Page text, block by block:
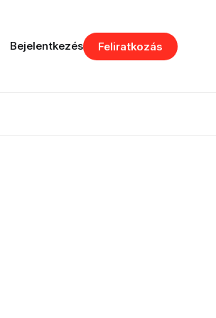
Bejelentkezés Feliratkozás